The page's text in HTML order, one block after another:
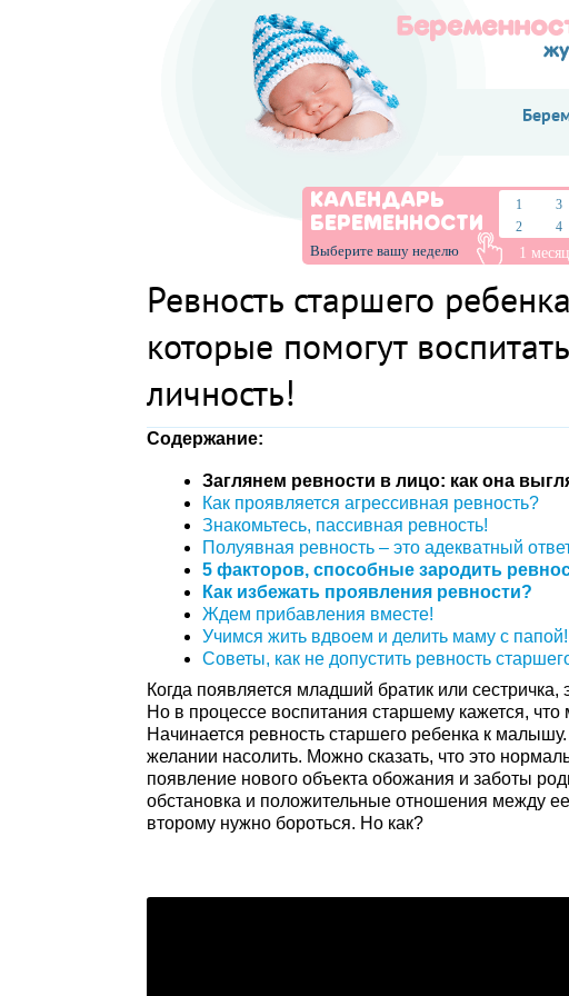
КАЛЕНДАРЬ
БЕРЕМЕННОСТИ
Выберите вашу неделю
1 3
2
4
1 месяц
Ревность старшего
которые помогут
личность!
Содержание:
Заглянем ревности в лицо: как она
Как проявляется агрессивная ревность?
Знакомьтесь, пассивная ревность!
Полуявная ревность – это адекватный
5 факторов, способные зародить
Как избежать проявления ревности?
Ждем прибавления вместе!
Учимся жить вдвоем и делить маму с папой!
Советы, как не допустить ревность
Когда появляется младший братик или
Но в процессе воспитания старшему кажется,
Начинается ревность старшего ребенка к
желании насолить. Можно сказать, что это
появление нового объекта обожания и заботы
обстановка и положительные отношения между
второму нужно бороться. Но как?